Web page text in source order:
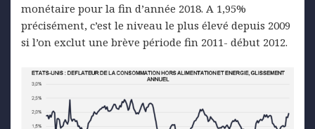
monétaire pour la fin d’année 2018. A 1,95%
précisément, c’est le niveau le plus élevé depuis 2009
si l’on exclut une brève période fin 2011- début 2012.